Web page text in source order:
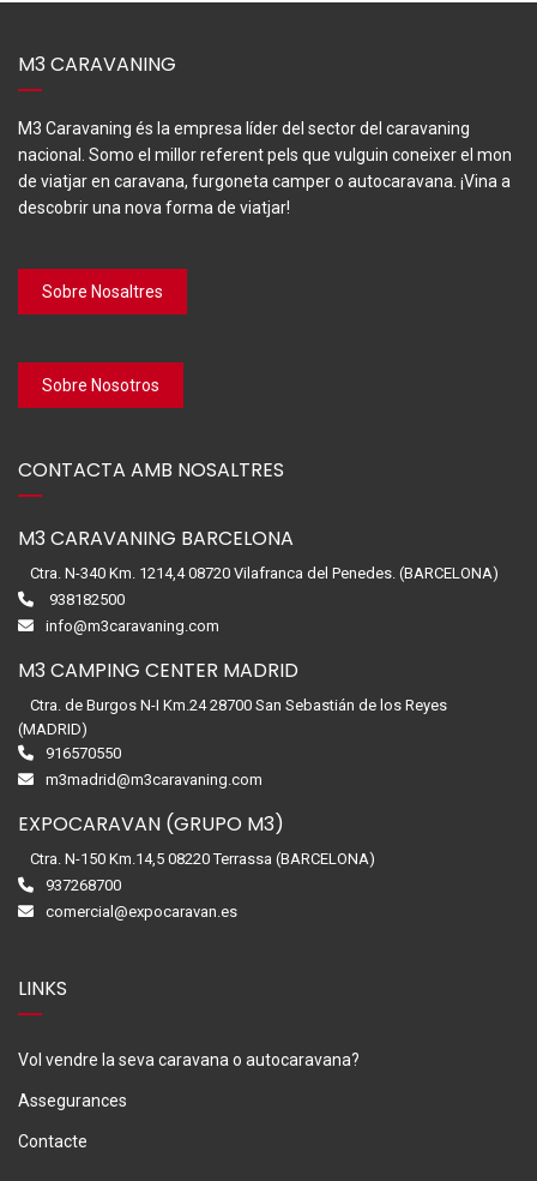
M3 CARAVANING
M3 Caravaning és la empresa líder del sector del caravaning
nacional. Somo el millor referent pels que vulguin coneixer el mon
de viatjar en caravana, furgoneta camper o autocaravana. ¡Vina a
descobrir una nova forma de viatjar!
Sobre Nosaltres
Sobre Nosotros
CONTACTA AMB NOSALTRES
M3 CARAVANING BARCELONA
Ctra. N-340 Km. 1214,4 08720 Vilafranca del Penedes. (BARCELONA)
938182500
info@m3caravaning.com
M3 CAMPING CENTER MADRID
Ctra. de Burgos N-I Km.24 28700 San Sebastián de los Reyes
(MADRID)
916570550
m3madrid@m3caravaning.com
EXPOCARAVAN (GRUPO M3)
Ctra. N-150 Km.14,5 08220 Terrassa (BARCELONA)
937268700
comercial@expocaravan.es
LINKS
Vol vendre la seva caravana o autocaravana?
Assegurances
Contacte